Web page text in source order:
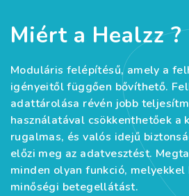
Miért a Healzz ?
Moduláris felépítésű, amely a
igényeitől függően bővíthető.
adattárolása révén jobb
használatával csökkenthetőek a
rugalmas, és valós idejű
előzi meg az adatvesztést.
minden olyan funkció,
minőségi betegellátást.